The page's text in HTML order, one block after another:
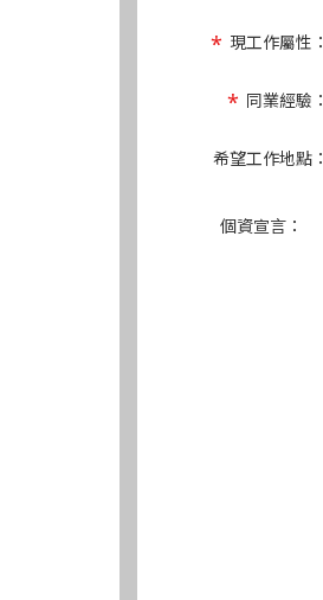
現工作屬性：
同業經驗：
希望工作地點：
個資宣言：